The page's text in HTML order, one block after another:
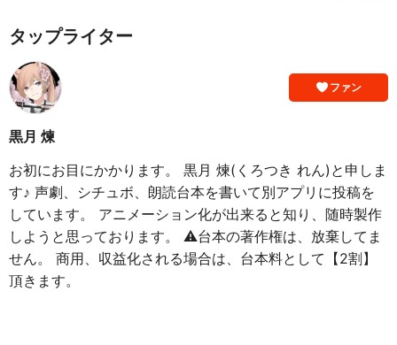
タップライター
ファン
黒月 煉
お初にお目にかかります。 黒月 煉(くろつき れん)と申しま
す♪︎ 声劇、シチュボ、朗読台本を書いて別アプリに投稿を
しています。 アニメーション化が出来ると知り、随時製作
しようと思っております。 ⚠️台本の著作権は、放棄してま
せん。 商用、収益化される場合は、台本料として【2割】
頂きます。